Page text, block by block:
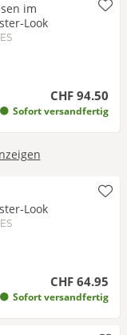
im
Look
CHF 94.50
Sofort versandfertig
Look
CHF 64.95
Sofort versandfertig